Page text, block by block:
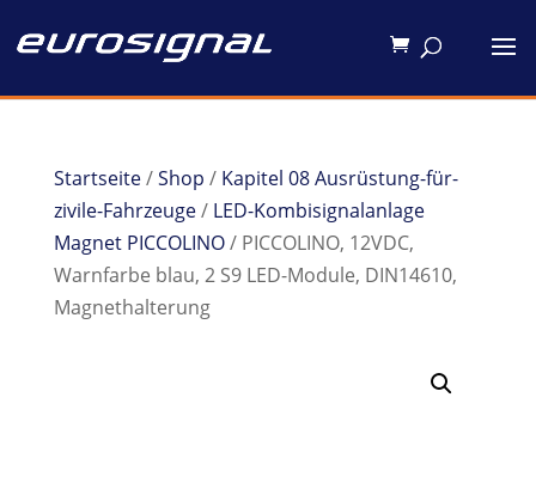
Startseite/Shop / Kapitel 08 Ausrüstung-für-
zivile-Fahrzeuge/ LED-Kombisignalanlage
Magnet PICCOLINO/ PICCOLINO, 12VDC,
Warnfarbe blau, 2 S9 LED-Module, DIN14610,
Magnethalterung